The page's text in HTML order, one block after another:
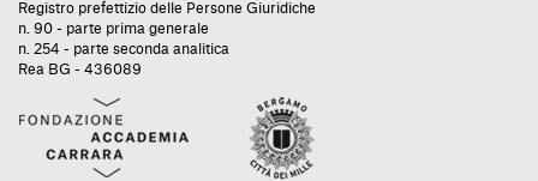
Registro prefettizio delle Persone Giuridiche
n. 90 - parte prima generale
n. 254 - parte seconda analitica
Rea BG - 436089